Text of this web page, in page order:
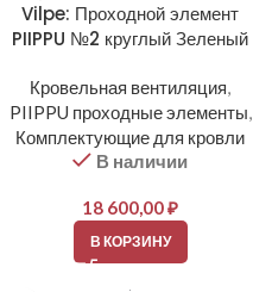
Vilpe: Проходной элемент
PIIPPU №2 круглый Зеленый
Кровельная вентиляция,
PIIPPU проходные элементы,
Комплектующие для кровли
В наличии
18 600,00₽
В КОРЗИНУ